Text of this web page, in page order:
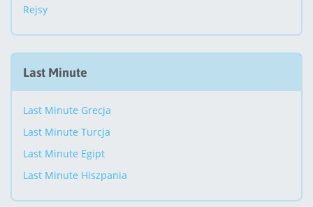
Rejsy
Last Minute
Last Minute Grecja
Last Minute Turcja
Last Minute Egipt
Last Minute Hiszpania